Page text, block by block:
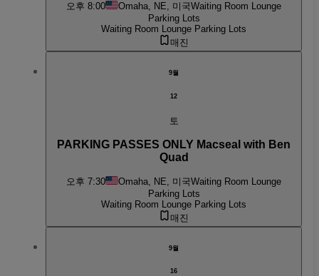
오후 8:00 Omaha, NE, 미국Waiting Room Lounge
Parking Lots
Waiting Room Lounge Parking Lots
매진
9월
12
토
PARKING PASSES ONLY Macseal with Ben
Quad
오후 7:30 Omaha, NE, 미국Waiting Room Lounge
Parking Lots
Waiting Room Lounge Parking Lots
매진
9월
16